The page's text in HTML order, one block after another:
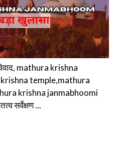
mathura krishna
temple,mathura
krishna janmabhoomi
सर्वेक्षण ...